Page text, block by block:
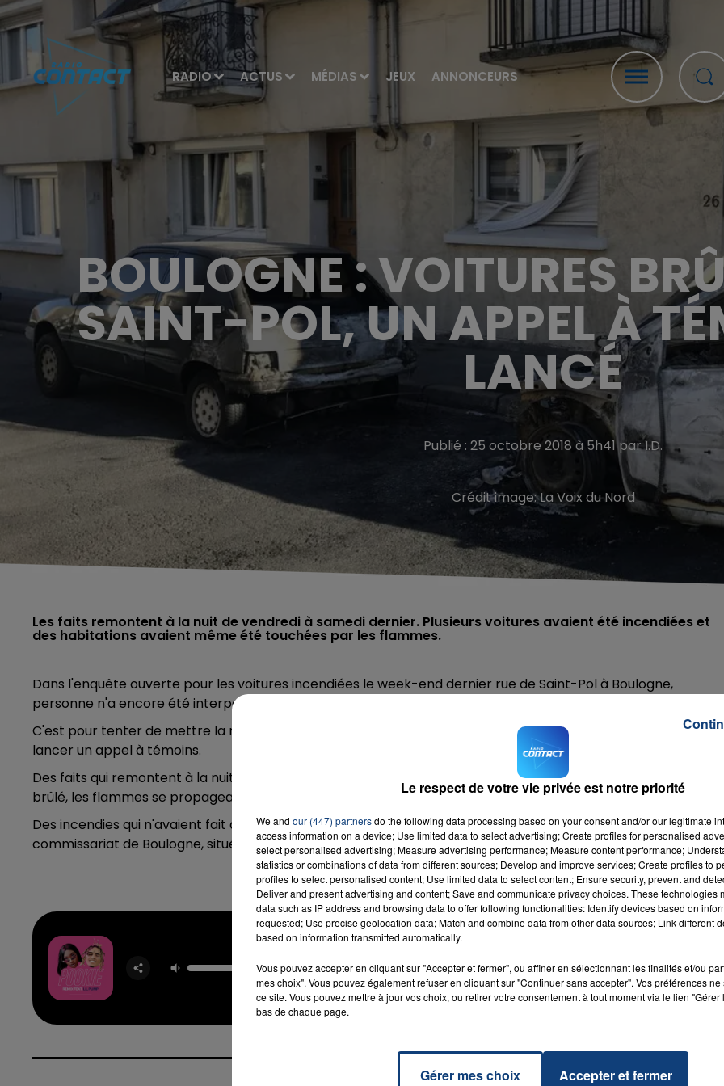
RADIO ACTUS MÉDIAS JEUX ANNONCEURS
BOULOGNE : VOITURES
SAINT-POL, UN APPEL À
LANCÉ
Publié : 25 octobre 2018 à 5h41 par I.D.
Crédit image:La Voix du Nord
Les faits remontent à la nuit de vendredi à samedi dernier. Plusieurs voitures avaient été incendiées et
des habitations avaient même été touchées par les flammes.
Dans l'enquête ouverte pour les voitures incendiées le week-end dernier rue de Saint-Pol à Boulogne,
personne n'a encore été interpellé.
C'est pour tenter de mettre la main sur le ou les responsables que le procureur de la République vient de
lancer un appel à témoins.
Des faits qui remontent à la nuit de vendredi à samedi dernier. Vers 3h ou 4h du matin, quatre voitures avaient
brûlé, les flammes se propageant même à deux maisons dans la rue.
Des incendies qui n'avaient fait aucune victime. Si vous avez vu quelque chose, vous pouvez contacter lele
commissariat de Boulogne, situé rue de Perrochel, au 03 21 99 48 48.
AYA
NAKAMURA
RADIO CONTACT
Le respect de votre vie privée est notre priorité
We and our (447) partnersdo the following data processing based on your consent and/or our legitimate
access information on a device; Use limited data to select advertising; Create profiles for personalised
select personalised advertising; Measure advertising performance; Measure content performance;
statistics or combinations of data from different sources; Develop and improve services; Create profiles to
profiles to select personalised content; Use limited data to select content; Ensure security, prevent and
Deliver and present advertising and content; Save and communicate privacy choices. These technologies
data such as IP address and browsing data to offer following functionalities: Identify devices based on
requested; Use precise geolocation data; Match and combine data from other data sources; Link different
based on information transmitted automatically.
Vous pouvez accepter en cliquant sur "Accepter et fermer", ou affiner en sélectionnant les finalités et/ou
mes choix". Vous pouvez également refuser en cliquant sur "Continuer sans accepter". Vos préférences
ce site. Vous pouvez mettre à jour vos choix, ou retirer votre consentement à tout moment via le lien
bas de chaque page.
Gérer mes choix Accepter et fermer